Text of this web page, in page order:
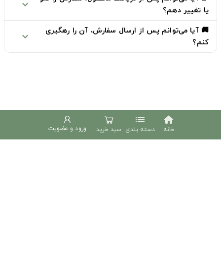
یا تغییر دهم؟
expand_more
🚚 آیا می‌توانم پس از ارسال سفارش، آن را رهگیری
کنم؟
expand_more
home
خانه
list
دسته بندی سبد خرید ورود و عضویت